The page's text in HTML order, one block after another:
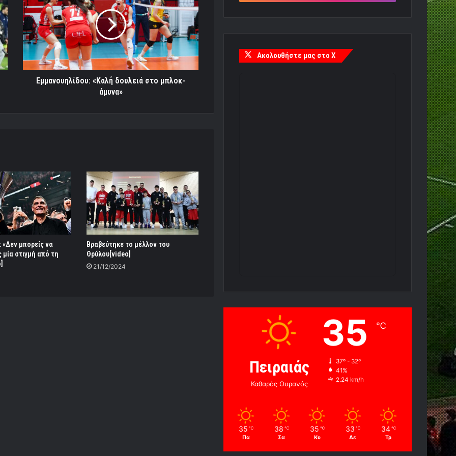
δουλειά
στο
μπλοκ-
άμυνα»
Εμμανουηλίδου: «Καλή δουλειά στο μπλοκ-
άμυνα»
μπορείς να
στιγμή από τη
Βραβεύτηκε το μέλλον του
Θρύλου[video]
21/12/2024
Ακολουθήστε μας στο X
Πειραιάς
Καθαρός Ουρανός
35 ℃
37º - 32º
41%
2.24 km/h
35 ℃
Πα
38 ℃
Σα
35 ℃
Κυ
33 ℃
Δε
34 ℃
Τρ